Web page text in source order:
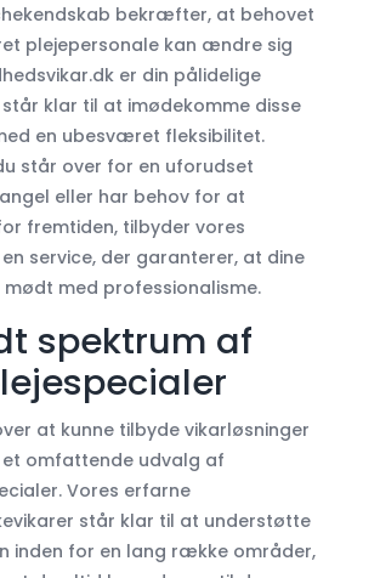
bekræfter, at behovet
plejepersonale kan ændre sig
er din pålidelige
klar til at imødekomme disse
en ubesværet fleksibilitet.
står over for en uforudset
eller har behov for at
fremtiden, tilbyder vores
service, der garanterer, at dine
mødt med professionalisme.
spektrum af
at kunne tilbyde vikarløsninger
omfattende udvalg af
Vores erfarne
står klar til at understøtte
inden for en lang række områder,